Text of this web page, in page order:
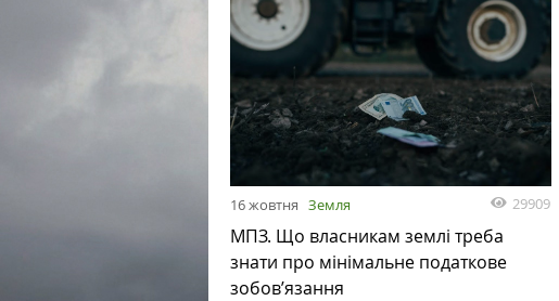
16 жовтня Земля 29909
МПЗ. Що власникам землі треба
знати про мінімальне податкове
зобов’язання